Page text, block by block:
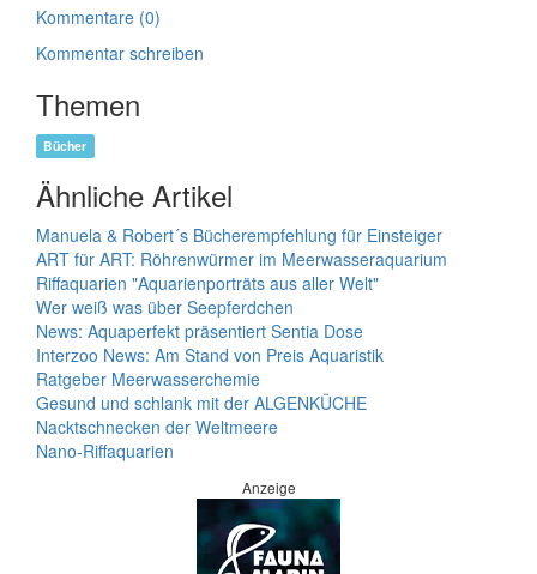
Kommentare (0)
Kommentar schreiben
Themen
Bücher
Ähnliche Artikel
Manuela & Robert´s Bücherempfehlung für Einsteiger
ART für ART: Röhrenwürmer im Meerwasseraquarium
Riffaquarien "Aquarienporträts aus aller Welt"
Wer weiß was über Seepferdchen
News: Aquaperfekt präsentiert Sentia Dose
Interzoo News: Am Stand von Preis Aquaristik
Ratgeber Meerwasserchemie
Gesund und schlank mit der ALGENKÜCHE
Nacktschnecken der Weltmeere
Nano-Riffaquarien
Anzeige